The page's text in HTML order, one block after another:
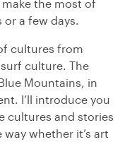
the most of
or a few days.
cultures from
culture. The
Mountains, in
I’ll introduce you
cultures and stories
whether it’s art